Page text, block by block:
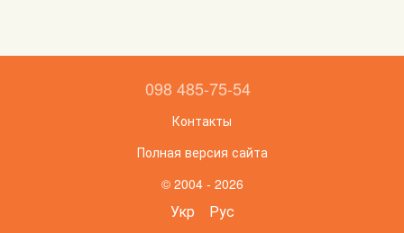
098 485-75-54
Контакты
Полная версия сайта
© 2004 - 2026
Укр Рус